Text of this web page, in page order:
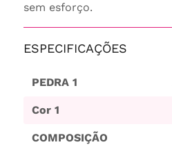
sem esforço.
ESPECIFICAÇÕES
PEDRA 1
Cor 1
COMPOSIÇÃO